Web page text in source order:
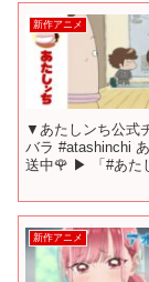
新作アニメ
▼あたしンち公式
バラ #atashinchi
送中🌹 ▶︎ 「#あた
新作アニメ